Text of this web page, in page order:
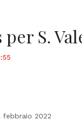
S.
febbraio 2022